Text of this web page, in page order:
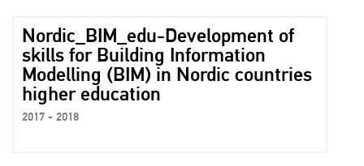
Nordic_BIM_edu-Development of
skills for Building Information
Modelling (BIM) in Nordic countries
higher education
2017 - 2018